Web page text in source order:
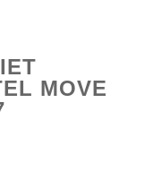
MOVE